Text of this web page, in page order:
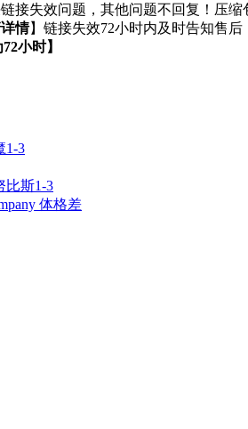
接失效问题，其他问题不回复！压缩
情】链接失效72小时内及时告知售
小时】
1-3
比斯1-3
体格差